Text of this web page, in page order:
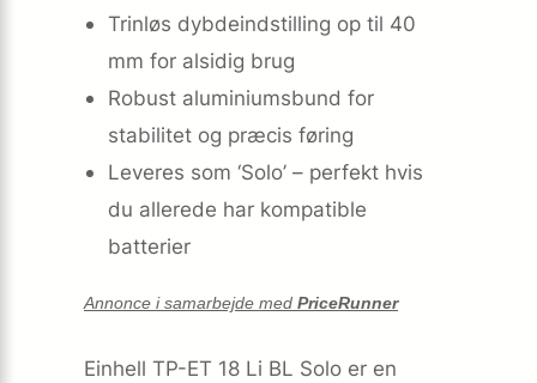
Trinløs dybdeindstilling op til 40
mm for alsidig brug
Robust aluminiumsbund for
stabilitet og præcis føring
Leveres som ‘Solo’ – perfekt hvis
du allerede har kompatible
batterier
Annonce i samarbejde med PriceRunner
Einhell TP-ET 18 Li BL Solo er en